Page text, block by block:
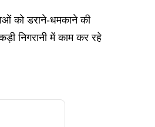
को डराने-धमकाने की
निगरानी में काम कर रहे